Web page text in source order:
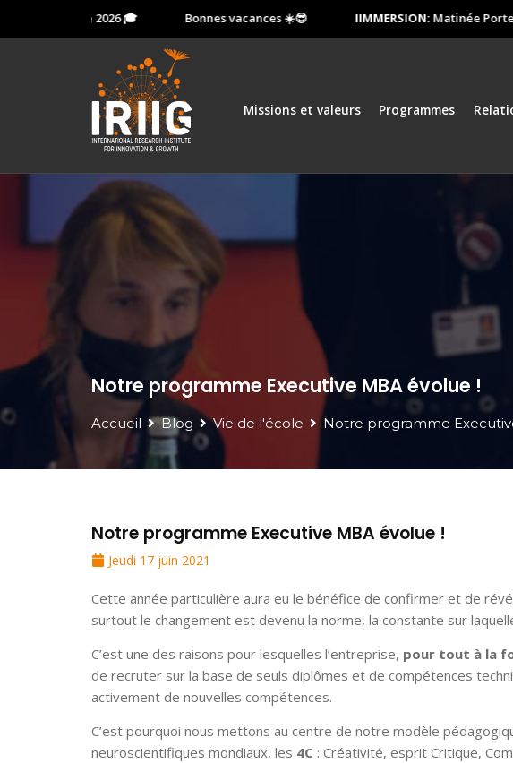
octobre 2026 🎓 Bonnes vacances ☀️😎 IIMMERSION:Matinée Portes
Missions et valeurs Programmes
Notre programme Executive MBA évolue !
Accueil Blog Vie de l'école Notre programme
Notre programme Executive MBA évolue !
Jeudi 17 juin 2021
Cette année particulière aura eu le bénéfice de confirmer et de
surtout le changement est devenu la norme, la constante sur
C’est une des raisons pour lesquelles l’entreprise, pour tout à la
de recruter sur la base de seuls diplômes et de compétences
activement de nouvelles compétences.
C’est pourquoi nous mettons au centre de notre modèle
neuroscientifiques mondiaux, les 4C : Créativité, esprit Critique,